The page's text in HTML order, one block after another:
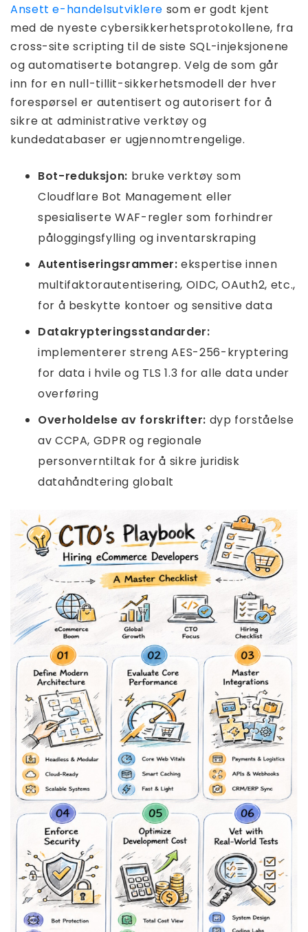
Ansett e-handelsutviklere som er godt kjent
med de nyeste cybersikkerhetsprotokollene, fra
cross-site scripting til de siste SQL-injeksjonene
og automatiserte botangrep. Velg de som går
inn for en null-tillit-sikkerhetsmodell der hver
forespørsel er autentisert og autorisert for å
sikre at administrative verktøy og
kundedatabaser er ugjennomtrengelige.
Bot-reduksjon: bruke verktøy som
Cloudflare Bot Management eller
spesialiserte WAF-regler som forhindrer
påloggingsfylling og inventarskraping
Autentiseringsrammer:ekspertise innen
multifaktorautentisering, OIDC, OAuth2, etc.,
for å beskytte kontoer og sensitive data
Datakrypteringsstandarder:
implementerer streng AES-256-kryptering
for data i hvile og TLS 1.3 for alle data under
overføring
Overholdelse av forskrifter: dyp forståelse
av CCPA, GDPR og regionale
personverntiltak for å sikre juridisk
datahåndtering globalt